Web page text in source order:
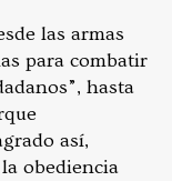
las armas
para combatir
hasta
así,
obediencia